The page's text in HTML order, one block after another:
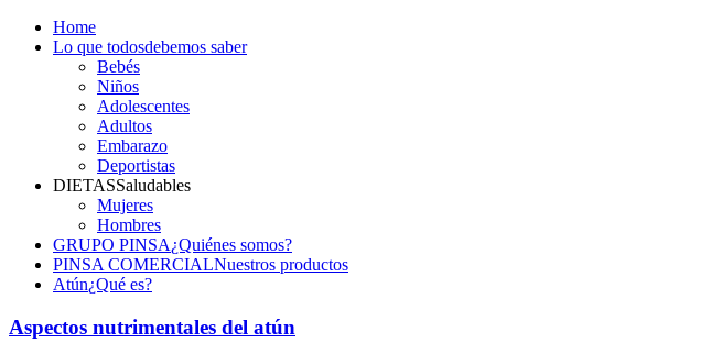
Home
Lo que todosdebemos saber
Bebés
Niños
Adolescentes
Adultos
Embarazo
Deportistas
DIETASSaludables
Mujeres
Hombres
GRUPO PINSA¿Quiénes somos?
PINSA COMERCIALNuestros productos
Atún¿Qué es?
Aspectos nutrimentales del atún